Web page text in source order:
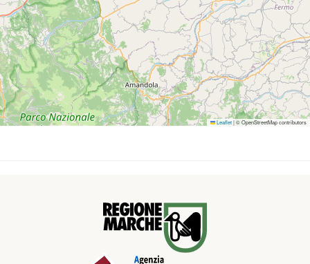
Leaflet|© OpenStreetMap contributors